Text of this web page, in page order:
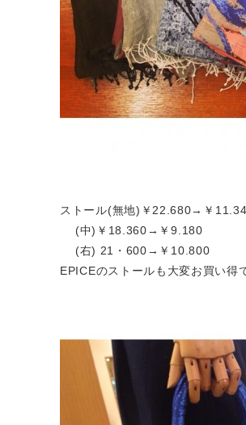
ストール(無地)￥22.680→￥
    (中)￥18.360→￥9.180
    (右) 21・600→￥10.800
EPICEのストールも大変お買い得